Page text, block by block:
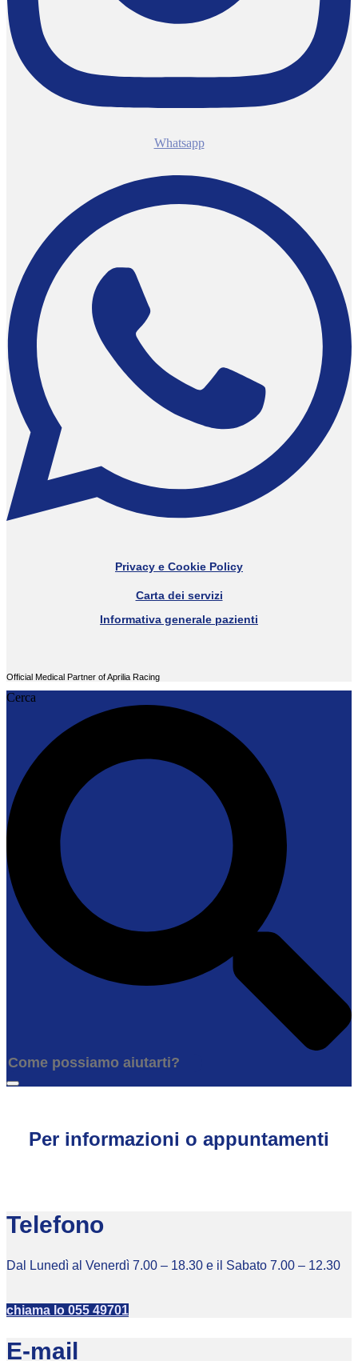
Whatsapp
Privacy e Cookie Policy
Carta dei servizi
Informativa generale pazienti
Official Medical Partner of Aprilia Racing
Cerca
Per informazioni o appuntamenti
Telefono
Dal Lunedì al Venerdì 7.00 – 18.30 e il Sabato 7.00 – 12.30
chiama lo 055 49701
E-mail